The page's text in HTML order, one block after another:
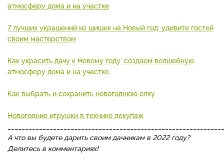
атмосферу дома и на участке
7 лучших украшений из шишек на Новый год: удивите гостей
своим мастерством
Как украсить дачу к Новому году: создаем волшебную
атмосферу дома и на участке
Как выбрать и сохранить новогоднюю елку
Новогодние игрушки в технике декупаж
А что вы будете дарить своим дачникам в 2022 году?
Делитесь в комментариях!